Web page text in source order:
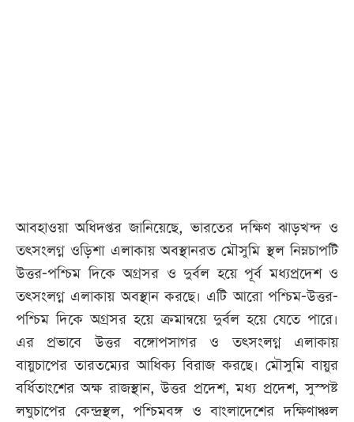
আবহাওয়া অধিদপ্তর জানিয়েছে, ভারতের দক্ষিণ ঝাড়খন্দ ও
তৎসংলগ্ন ওড়িশা এলাকায় অবস্থানরত মৌসুমি স্থল নিম্নচাপটি
উত্তর-পশ্চিম দিকে অগ্রসর ও দুর্বল হয়ে পূর্ব মধ্যপ্রদেশ ও
তৎসংলগ্ন এলাকায় অবস্থান করছে। এটি আরো পশ্চিম-উত্তর-
পশ্চিম দিকে অগ্রসর হয়ে ক্রমান্বয়ে দুর্বল হয়ে যেতে পারে।
এর প্রভাবে উত্তর বঙ্গোপসাগর ও তৎসংলগ্ন এলাকায়
বায়ুচাপের তারতম্যের আধিক্য বিরাজ করছে। মৌসুমি বায়ুর
বর্ধিতাংশের অক্ষ রাজস্থান, উত্তর প্রদেশ, মধ্য প্রদেশ, সুস্পষ্ট
লঘুচাপের কেন্দ্রস্থল, পশ্চিমবঙ্গ ও বাংলাদেশের দক্ষিণাঞ্চল